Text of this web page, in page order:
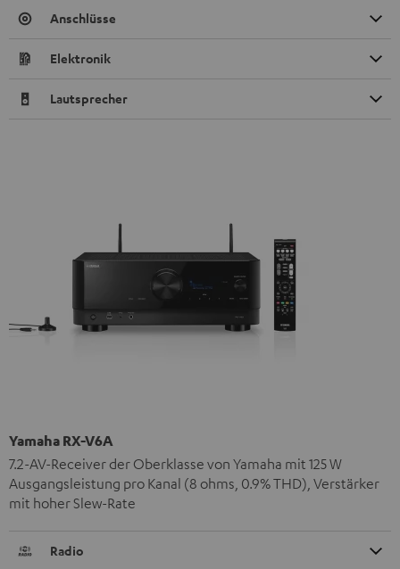
Anschlüsse
Elektronik
Lautsprecher
Yamaha RX-V6A
7.2-AV-Receiver der Oberklasse von Yamaha mit 125 W
Ausgangsleistung pro Kanal (8 ohms, 0.9% THD), Verstärker
mit hoher Slew-Rate
Radio